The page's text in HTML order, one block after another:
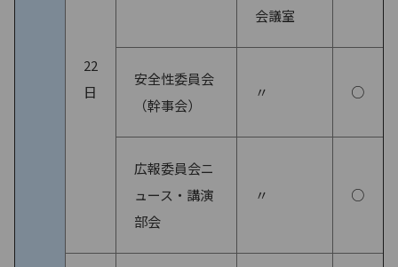
22
日
会議室
安全性委員会
（幹事会）
〃 ○
広報委員会ニ
ュース・講演
部会
〃 ○